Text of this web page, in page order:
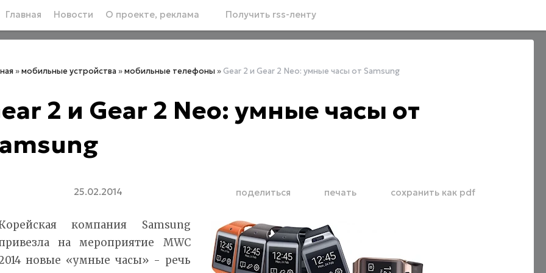
Главная Новости О проекте, реклама Получить rss-ленту
»мобильные устройства »мобильные телефоны »Gear 2 и Gear 2 Neo: умные часы от Samsung
2 и Gear 2 Neo: умные часы от
25.02.2014 поделиться печать сохранить как pdf
компания Samsung
на мероприятие MWC
новые «умные часы» - речь